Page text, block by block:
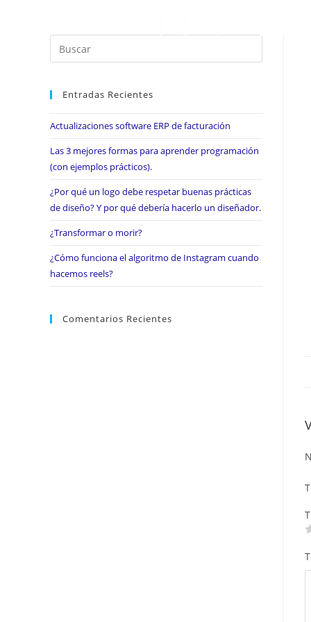
Entradas Recientes
Actualizaciones software ERP de facturación
Las 3 mejores formas para aprender programación
(con ejemplos prácticos).
¿Por qué un logo debe respetar buenas prácticas
de diseño? Y por qué debería hacerlo un diseñador.
¿Transformar o morir?
¿Cómo funciona el algoritmo de Instagram cuando
hacemos reels?
Comentarios Recientes